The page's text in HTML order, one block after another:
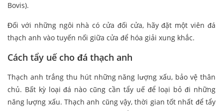
Bovis).
Đối với những ngôi nhà có cửa đối cửa, hãy đặt một viên đá
thạch anh vào tuyến nối giữa cửa để hóa giải xung khắc.
Cách tẩy uế cho đá thạch anh
Thạch anh trắng thu hút những năng lượng xấu, bảo vệ thân
chủ. Bất kỳ loại đá nào cũng cần tẩy uế để loại bỏ đi những
năng lượng xấu. Thạch anh cũng vậy, thời gian tốt nhất để tẩy